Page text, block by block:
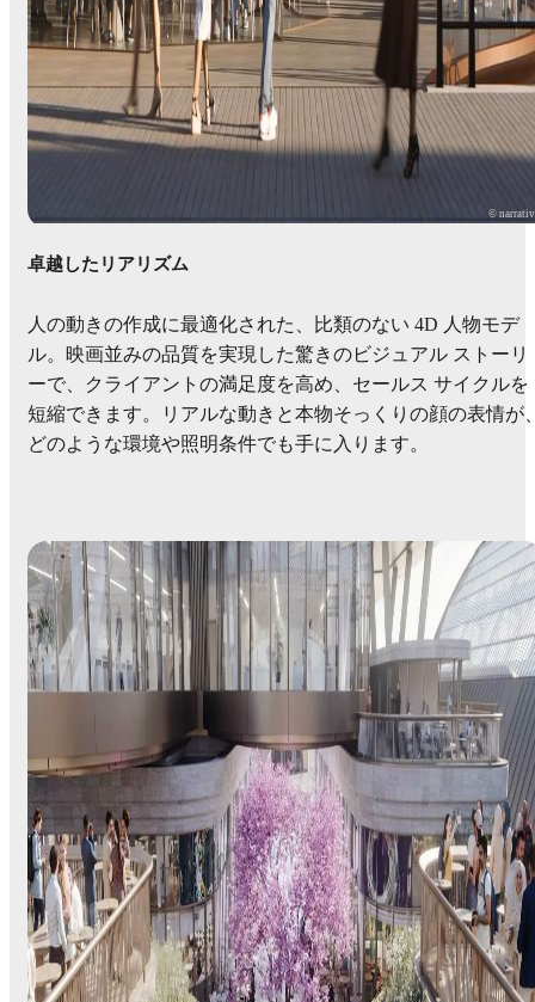
© narrativ
卓越したリアリズム
人の動きの作成に最適化された、比類のない 4D 人物モデ
ル。映画並みの品質を実現した驚きのビジュアル ストーリ
ーで、クライアントの満足度を高め、セールス サイクルを
短縮できます。リアルな動きと本物そっくりの顔の表情が
どのような環境や照明条件でも手に入ります。